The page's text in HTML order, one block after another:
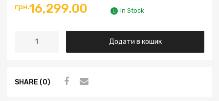
грн.16,299.00 In Stock
Додати в кошик
SHARE (0)